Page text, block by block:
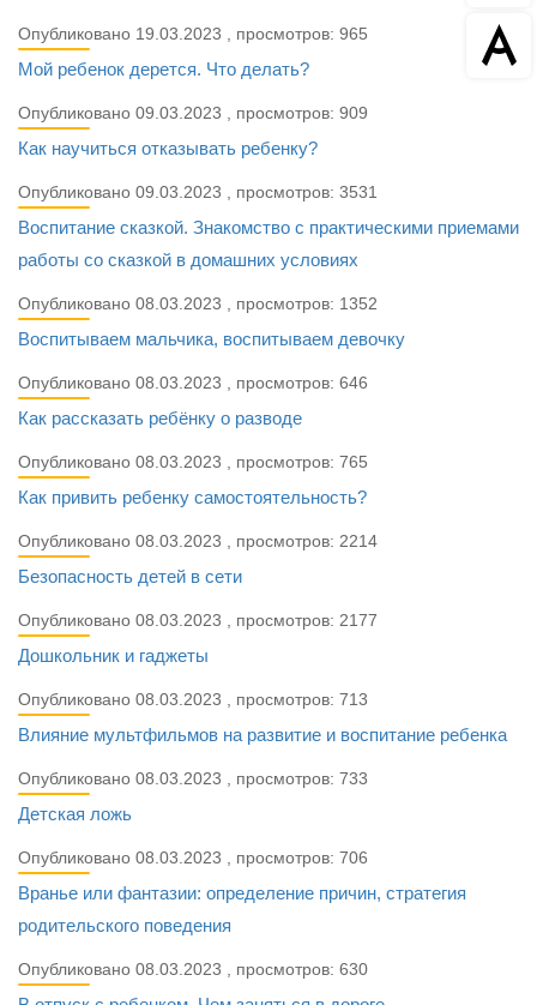
Опубликовано 19.03.2023 , просмотров: 965
Мой ребенок дерется. Что делать?
Опубликовано 09.03.2023 , просмотров: 909
Как научиться отказывать ребенку?
Опубликовано 09.03.2023 , просмотров: 3531
Воспитание сказкой. Знакомство с практическими приемами
работы со сказкой в домашних условиях
Опубликовано 08.03.2023 , просмотров: 1352
Воспитываем мальчика, воспитываем девочку
Опубликовано 08.03.2023 , просмотров: 646
Как рассказать ребёнку о разводе
Опубликовано 08.03.2023 , просмотров: 765
Как привить ребенку самостоятельность?
Опубликовано 08.03.2023 , просмотров: 2214
Безопасность детей в сети
Опубликовано 08.03.2023 , просмотров: 2177
Дошкольник и гаджеты
Опубликовано 08.03.2023 , просмотров: 713
Влияние мультфильмов на развитие и воспитание ребенка
Опубликовано 08.03.2023 , просмотров: 733
Детская ложь
Опубликовано 08.03.2023 , просмотров: 706
Вранье или фантазии: определение причин, стратегия
родительского поведения
Опубликовано 08.03.2023 , просмотров: 630